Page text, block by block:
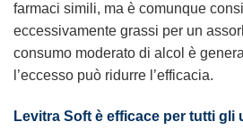
farmaci simili, ma è comunque
eccessivamente grassi per un
consumo moderato di alcol è
l’eccesso può ridurre l’efficacia.
Levitra Soft è efficace per tutti gli